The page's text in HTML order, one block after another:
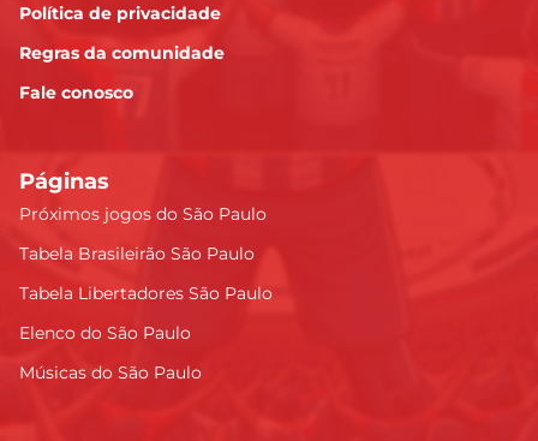
Política de privacidade
Regras da comunidade
Fale conosco
Páginas
Próximos jogos do São Paulo
Tabela Brasileirão São Paulo
Tabela Libertadores São Paulo
Elenco do São Paulo
Músicas do São Paulo